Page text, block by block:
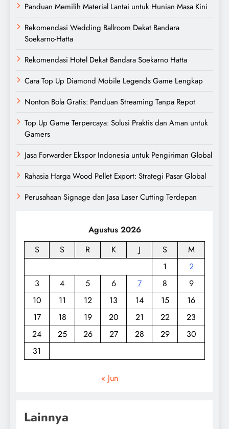
Panduan Memilih Material Lantai untuk Hunian Masa Kini
Rekomendasi Wedding Ballroom Dekat Bandara
Soekarno-Hatta
Rekomendasi Hotel Dekat Bandara Soekarno Hatta
Cara Top Up Diamond Mobile Legends Game Lengkap
Nonton Bola Gratis: Panduan Streaming Tanpa Repot
Top Up Game Terpercaya: Solusi Praktis dan Aman untuk
Gamers
Jasa Forwarder Ekspor Indonesia untuk Pengiriman Global
Rahasia Harga Wood Pellet Export: Strategi Pasar Global
Perusahaan Signage dan Jasa Laser Cutting Terdepan
Agustus 2026
S
S R K J S
M
1
2
3
4 5 6 7 8
9
10
11 12 13 14 15
16
17
18 19 20 21 22
23
24
25 26 27 28 29
30
31
« Jun
Lainnya